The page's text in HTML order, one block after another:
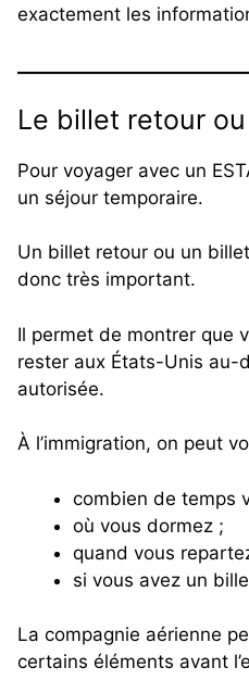
exactement les
Le billet retour
Pour voyager avec un
un séjour temporaire.
Un billet retour ou un
donc très important.
Il permet de montrer que
rester aux États-Unis au-
autorisée.
À l’immigration, on peut
combien de temps
où vous dormez ;
quand vous
si vous avez un
La compagnie aérienne
certains éléments avant